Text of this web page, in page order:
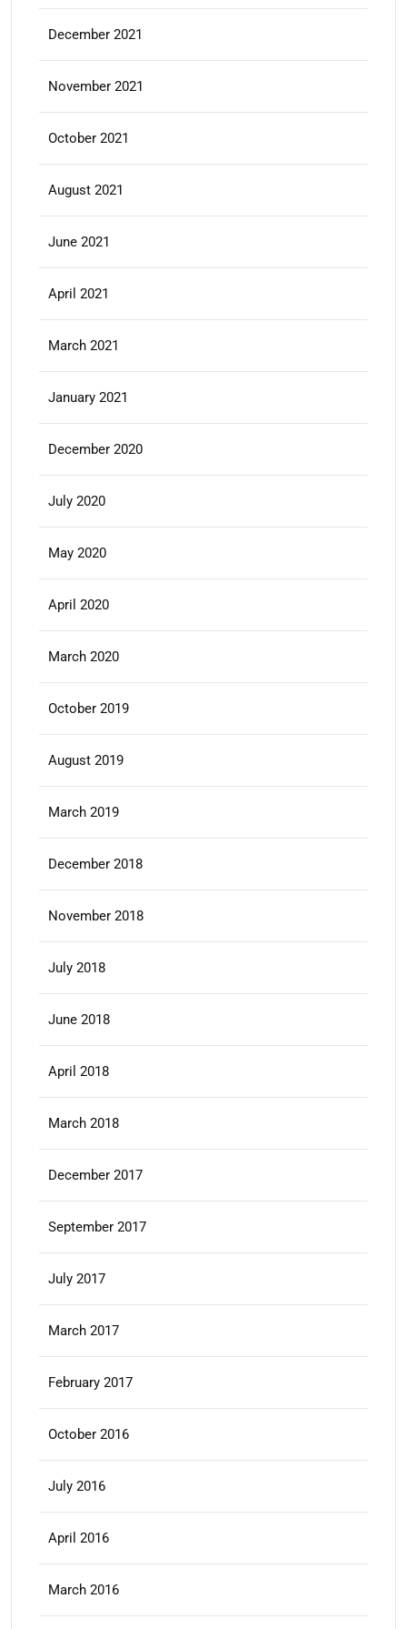
December 2021
November 2021
October 2021
August 2021
June 2021
April 2021
March 2021
January 2021
December 2020
July 2020
May 2020
April 2020
March 2020
October 2019
August 2019
March 2019
December 2018
November 2018
July 2018
June 2018
April 2018
March 2018
December 2017
September 2017
July 2017
March 2017
February 2017
October 2016
July 2016
April 2016
March 2016